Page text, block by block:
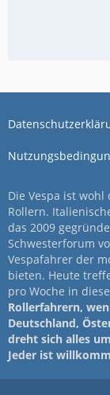
Die Vespa ist
Rollern.
das 2009
Schwesterforum
Vespafahrer der
bieten. Heute
pro Woche in
Rollerfahrern,
Deutschland,
dreht sich alles
Jeder ist